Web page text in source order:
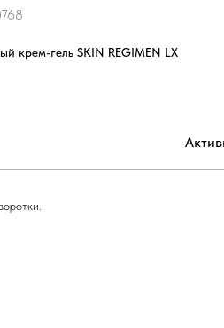
крем-гель SKIN REGIMEN LX